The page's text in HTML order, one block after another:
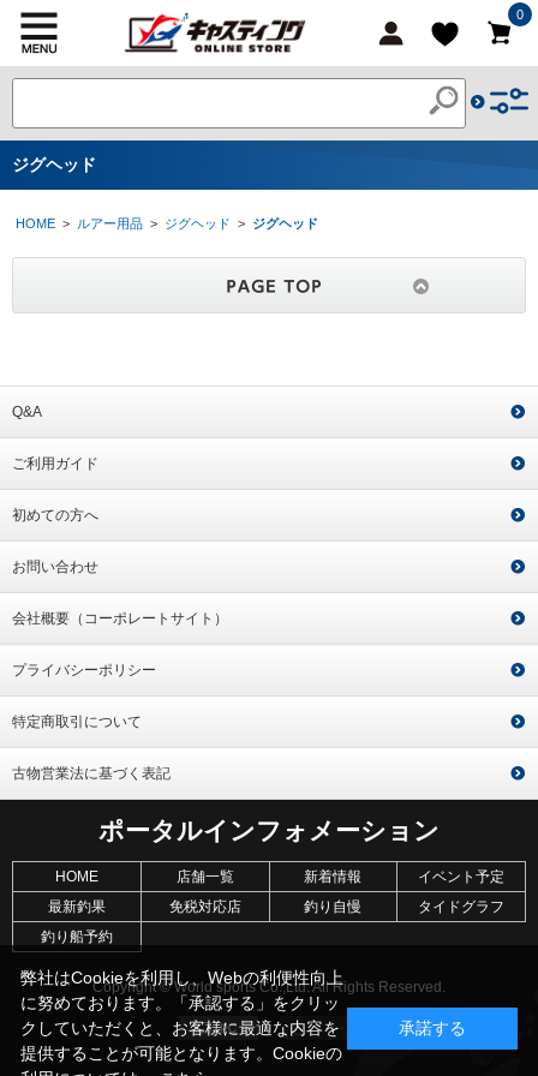
0
ジグヘッド
HOME > ルアー用品 > ジグヘッド > ジグヘッド
Q&A
ご利用ガイド
初めての方へ
お問い合わせ
会社概要（コーポレートサイト）
プライバシーポリシー
特定商取引について
古物営業法に基づく表記
ポータルインフォメーション
HOME 店舗一覧 新着情報
イベント予定
最新釣果
免税対応店 釣り自慢
タイドグラフ
釣り船予約
Copyright © World sports Co.,Ltd. All Rights Reserved.
弊社はCookieを利用し、Webの利便性向上
に努めております。「承認する」をクリッ
クしていただくと、お客様に最適な内容を
提供することが可能となります。Cookieの
承諾する